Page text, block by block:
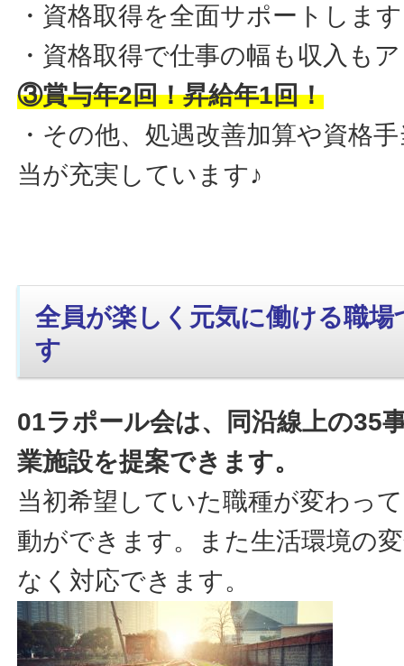
・資格取得を全面サポートしま
・資格取得で仕事の幅も収入も
③賞与年2回！昇給年1回！
・その他、処遇改善加算や資格
当が充実しています♪
全員が楽しく元気に働ける職
す
01ラポール会は、同沿線上の35
業施設を提案できます。
当初希望していた職種が変わっ
動ができます。また生活環境の
なく対応できます。